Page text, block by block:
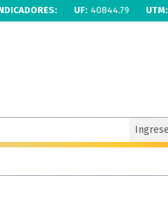
UF: 40844.79 UTM: